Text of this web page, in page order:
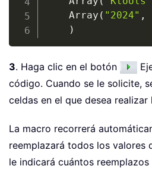
	Array
( "2024" ,
)
3. Haga clic en el botón
código. Cuando se le solicite,
celdas en el que desea realizar
La macro recorrerá
reemplazará todos los valores
le indicará cuántos reemplazos